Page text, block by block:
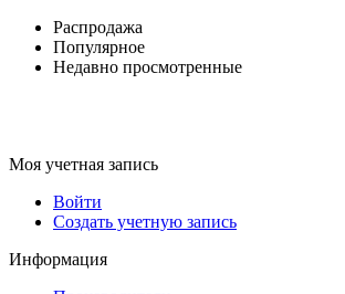
Распродажа
Популярное
Недавно просмотренные
Моя учетная запись
Войти
Создать учетную запись
Информация